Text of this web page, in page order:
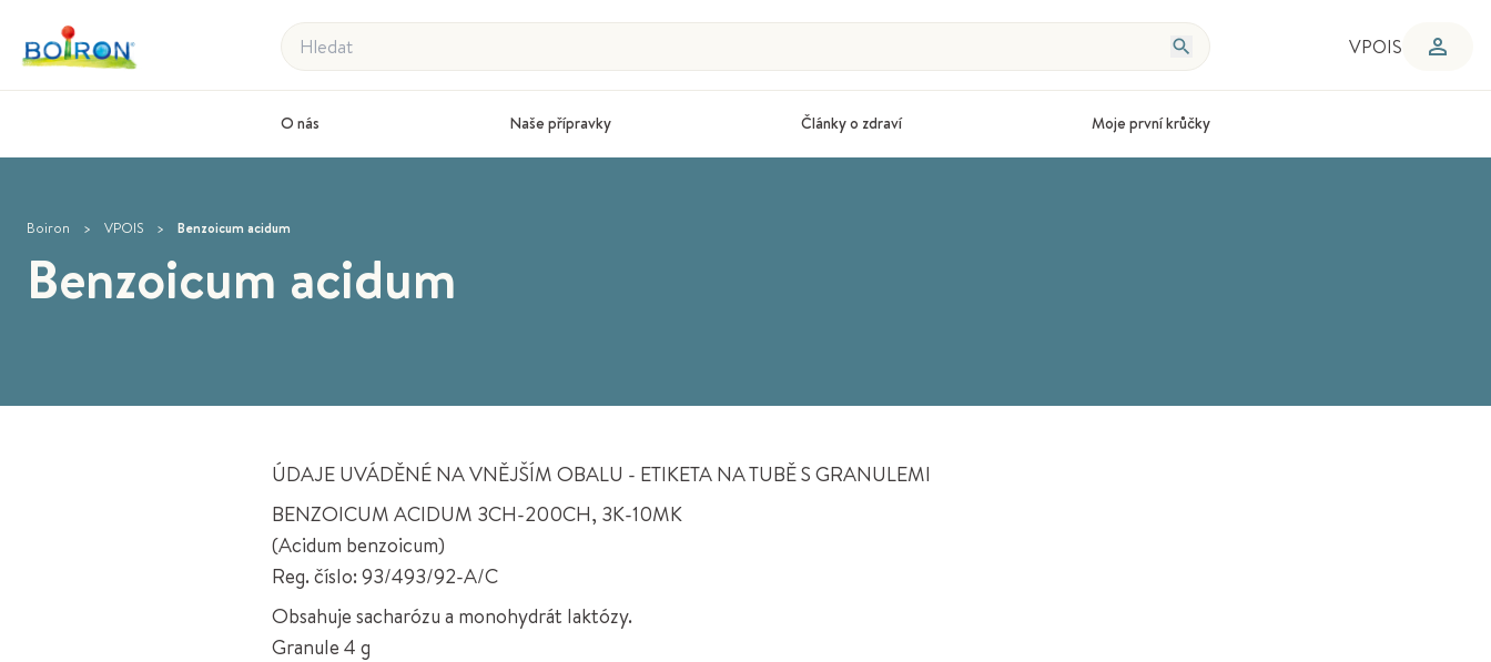
Hledat VPOIS
O nás Naše přípravky Články o zdraví Moje první krůčky
Boiron > VPOIS > Benzoicum acidum
Benzoicum acidum
ÚDAJE UVÁDĚNÉ NA VNĚJŠÍM OBALU - ETIKETA NA TUBĚ S GRANULEMI
BENZOICUM ACIDUM 3CH-200CH, 3K-10MK
(Acidum benzoicum)
Reg. číslo: 93/493/92-A/C
Obsahuje sacharózu a monohydrát laktózy.
Granule 4 g